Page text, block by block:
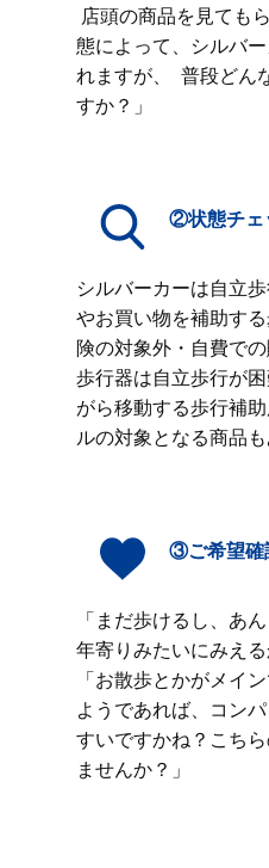
店頭の商品を見ても
態によって、シルバ
れますが、 普段どん
すか？」
②状態チェ
シルバーカーは自立
やお買い物を補助す
険の対象外・自費での
歩行器は自立歩行が
がら移動する歩行補
ルの対象となる商品も
③ご希望確
「まだ歩けるし、あ
年寄りみたいにみえる
「お散歩とかがメイ
ようであれば、コン
すいですかね？こち
ませんか？」